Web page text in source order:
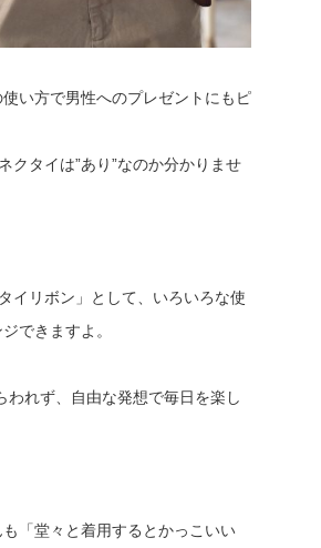
い方で男性へのプレゼントにもピ
クタイは”あり”なのか分かりませ
イリボン」として、いろいろな使
できますよ。
われず、自由な発想で毎日を楽し
「堂々と着用するとかっこいい